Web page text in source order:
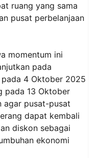
ruang yang sama
pusat perbelanjaan
momentum ini
pada
4 Oktober 2025
pada 13 Oktober
agar pusat-pusat
dapat kembali
diskon sebagai
ekonomi